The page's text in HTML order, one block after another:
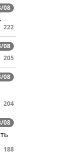
08
222
08
205
08
204
08
188